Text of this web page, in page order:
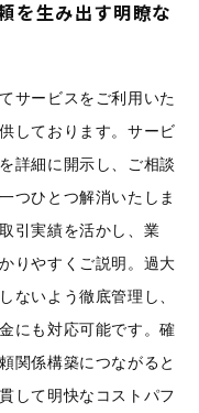
を生み出す明瞭な
サービスをご利用いた
しております。サービ
詳細に開示し、ご相談
つひとつ解消いたしま
引実績を活かし、業
りやすくご説明。過大
ないよう徹底管理し、
にも対応可能です。確
関係構築につながると
して明快なコストパフ